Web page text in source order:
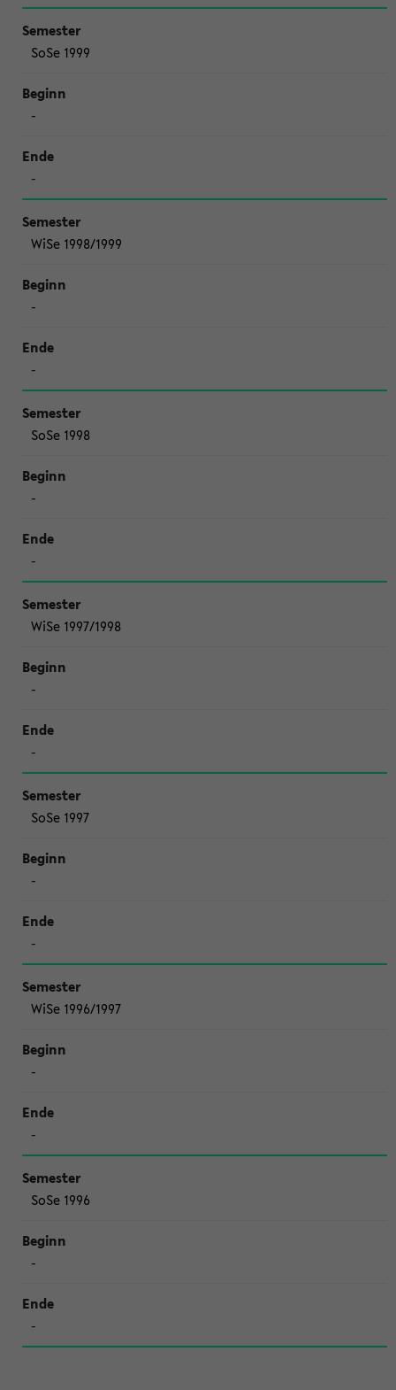
SoSe 1999
-
-
WiSe 1998/1999
-
-
SoSe 1998
-
-
WiSe 1997/1998
-
-
SoSe 1997
-
-
WiSe 1996/1997
-
-
SoSe 1996
-
-